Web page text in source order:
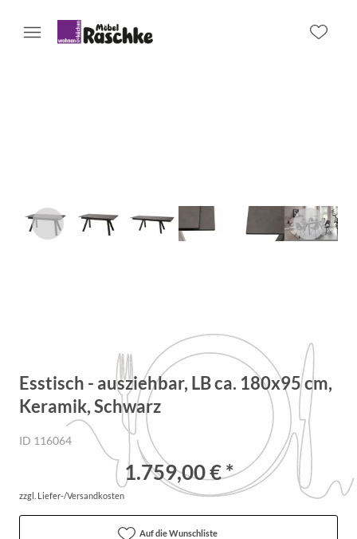
Esstisch - ausziehbar, LB ca. 180x95 cm,
Keramik, Schwarz
ID 116064
1.759,00 € *
zzgl. Liefer-/Versandkosten
Auf die Wunschliste